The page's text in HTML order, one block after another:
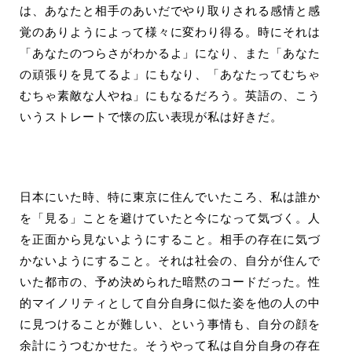
は、あなたと相手のあいだでやり取りされる感情と感
覚のありようによって様々に変わり得る。時にそれは
「あなたのつらさがわかるよ」になり、また「あなた
の頑張りを見てるよ」にもなり、「あなたってむちゃ
むちゃ素敵な人やね」にもなるだろう。英語の、こう
いうストレートで懐の広い表現が私は好きだ。
日本にいた時、特に東京に住んでいたころ、私は誰か
を「見る」ことを避けていたと今になって気づく。人
を正面から見ないようにすること。相手の存在に気づ
かないようにすること。それは社会の、自分が住んで
いた都市の、予め決められた暗黙のコードだった。性
的マイノリティとして自分自身に似た姿を他の人の中
に見つけることが難しい、という事情も、自分の顔を
余計にうつむかせた。そうやって私は自分自身の存在